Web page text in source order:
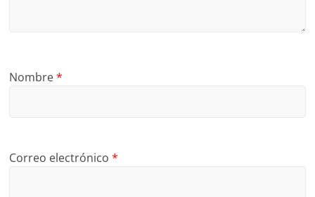
Nombre*
Correo electrónico*